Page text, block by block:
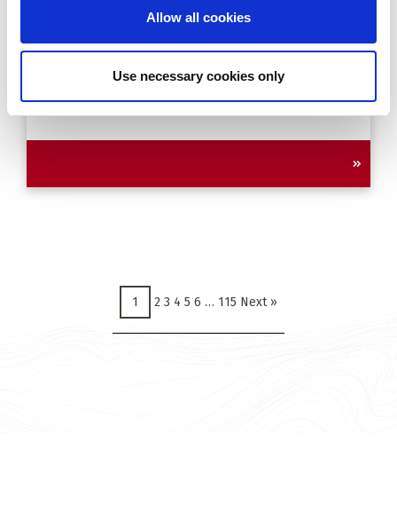
Allow all cookies
Use necessary cookies only
Ξεκίνησε η τρίτη έκδοση του Women TechEU
2026 – Νέα πρόσκληση για γυναίκες που
ηγούνται startups βαθιάς τεχνολογίας
1 2 3 4 5 6 … 115 Next »